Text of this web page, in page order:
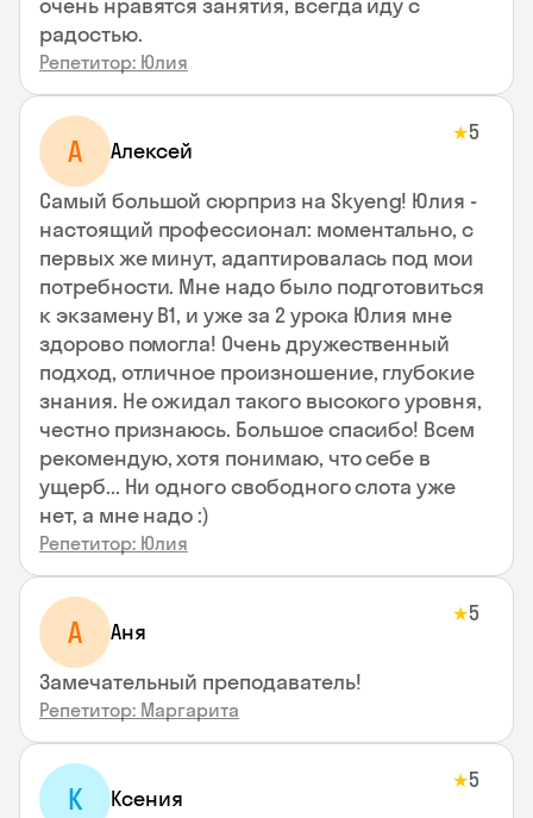
радостью.
Репетитор: Юлия
А Алексей
★5
Самый большой сюрприз на Skyeng! Юлия -
настоящий профессионал: моментально, с
первых же минут, адаптировалась под мои
потребности. Мне надо было подготовиться
к экзамену В1, и уже за 2 урока Юлия мне
здорово помогла! Очень дружественный
подход, отличное произношение, глубокие
знания. Не ожидал такого высокого уровня,
честно признаюсь. Большое спасибо! Всем
рекомендую, хотя понимаю, что себе в
ущерб... Ни одного свободного слота уже
нет, а мне надо :)
Репетитор: Юлия
А Аня
★5
Замечательный преподаватель!
Репетитор: Маргарита
К Ксения
★5